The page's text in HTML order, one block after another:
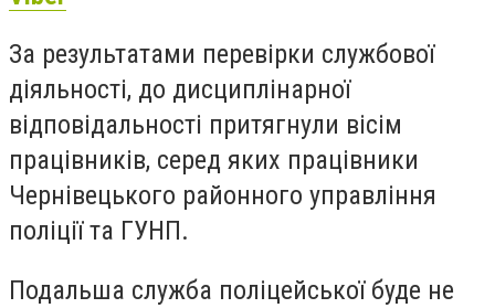
За результатами перевірки службової
діяльності, до дисциплінарної
відповідальності притягнули вісім
працівників, серед яких працівники
Чернівецького районного управління
поліції та ГУНП.
Подальша служба поліцейської буде не